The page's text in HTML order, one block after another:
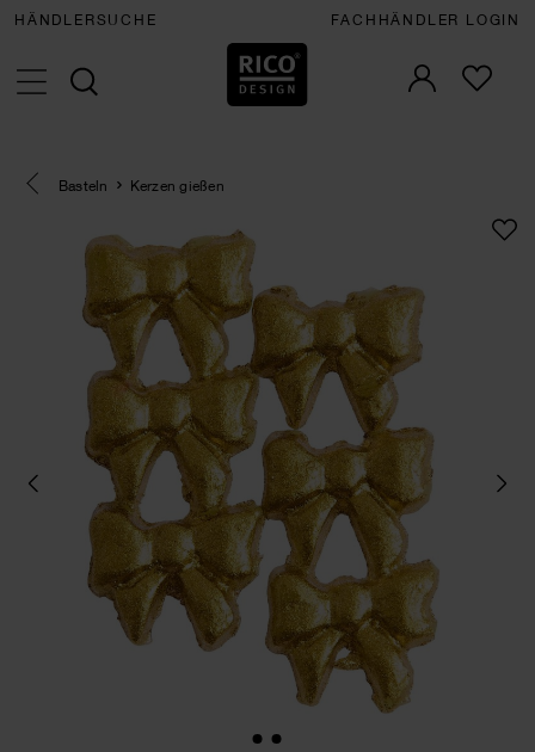
HÄNDLERSUCHE FACHHÄNDLER LOGIN
Eine Kategorie zurück navigieren
Basteln Kerzen gießen